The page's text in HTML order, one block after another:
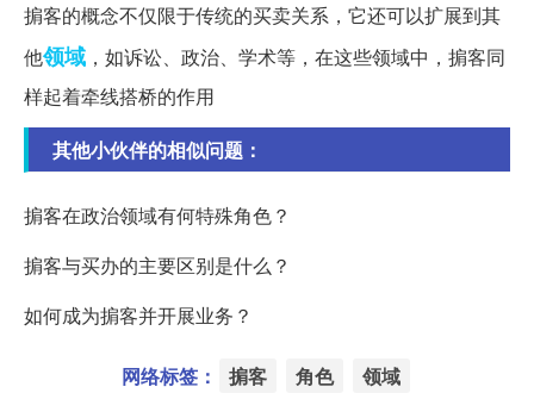
掮客的概念不仅限于传统的买卖关系，它还可以扩展到其
他领域 ，如诉讼、政治、学术等，在这些领域中，掮客同
样起着牵线搭桥的作用
其他小伙伴的相似问题：
掮客在政治领域有何特殊角色？
掮客与买办的主要区别是什么？
如何成为掮客并开展业务？
网络标签： 掮客 角色 领域